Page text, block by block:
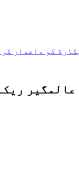
کو داغدار